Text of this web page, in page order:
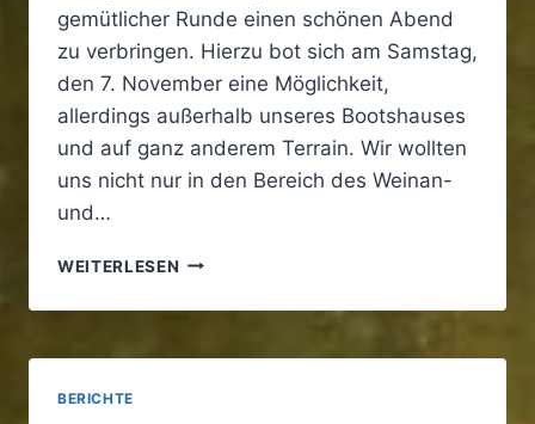
gemütlicher Runde einen schönen Abend
zu verbringen. Hierzu bot sich am Samstag,
den 7. November eine Möglichkeit,
allerdings außerhalb unseres Bootshauses
und auf ganz anderem Terrain. Wir wollten
uns nicht nur in den Bereich des Weinan-
und…
WEITERLESEN WEINPROBE
KLEINER
IN
BERICHTE